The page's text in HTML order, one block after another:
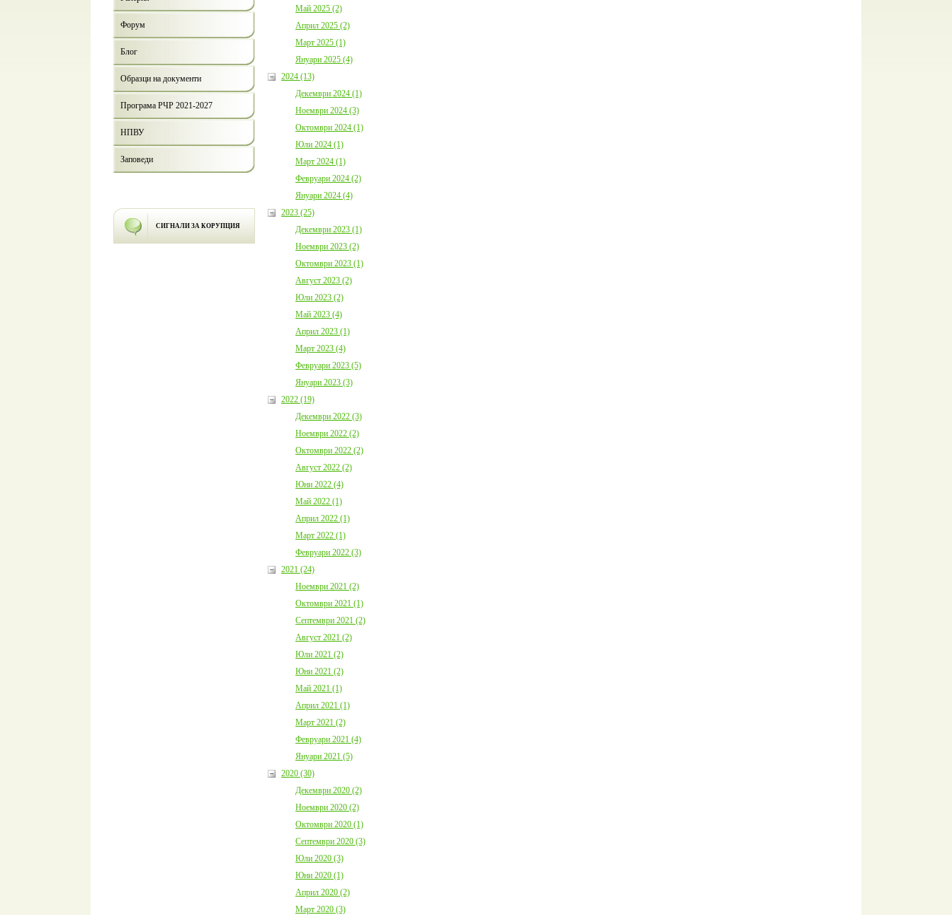
Форум
Блог
Образци на документи
Програма РЧР 2021-2027
НПВУ
Заповеди
СИГНАЛИ ЗА КОРУПЦИЯ
Май 2025 (2)
Април 2025 (2)
Март 2025 (1)
Януари 2025 (4)
2024 (13)
Декември 2024 (1)
Ноември 2024 (3)
Октомври 2024 (1)
Юли 2024 (1)
Март 2024 (1)
Февруари 2024 (2)
Януари 2024 (4)
2023 (25)
Декември 2023 (1)
Ноември 2023 (2)
Октомври 2023 (1)
Август 2023 (2)
Юли 2023 (2)
Май 2023 (4)
Април 2023 (1)
Март 2023 (4)
Февруари 2023 (5)
Януари 2023 (3)
2022 (19)
Декември 2022 (3)
Ноември 2022 (2)
Октомври 2022 (2)
Август 2022 (2)
Юни 2022 (4)
Май 2022 (1)
Април 2022 (1)
Март 2022 (1)
Февруари 2022 (3)
2021 (24)
Ноември 2021 (2)
Октомври 2021 (1)
Септември 2021 (2)
Август 2021 (2)
Юли 2021 (2)
Юни 2021 (2)
Май 2021 (1)
Април 2021 (1)
Март 2021 (2)
Февруари 2021 (4)
Януари 2021 (5)
2020 (30)
Декември 2020 (2)
Ноември 2020 (2)
Октомври 2020 (1)
Септември 2020 (3)
Юли 2020 (3)
Юни 2020 (1)
Април 2020 (2)
Март 2020 (3)